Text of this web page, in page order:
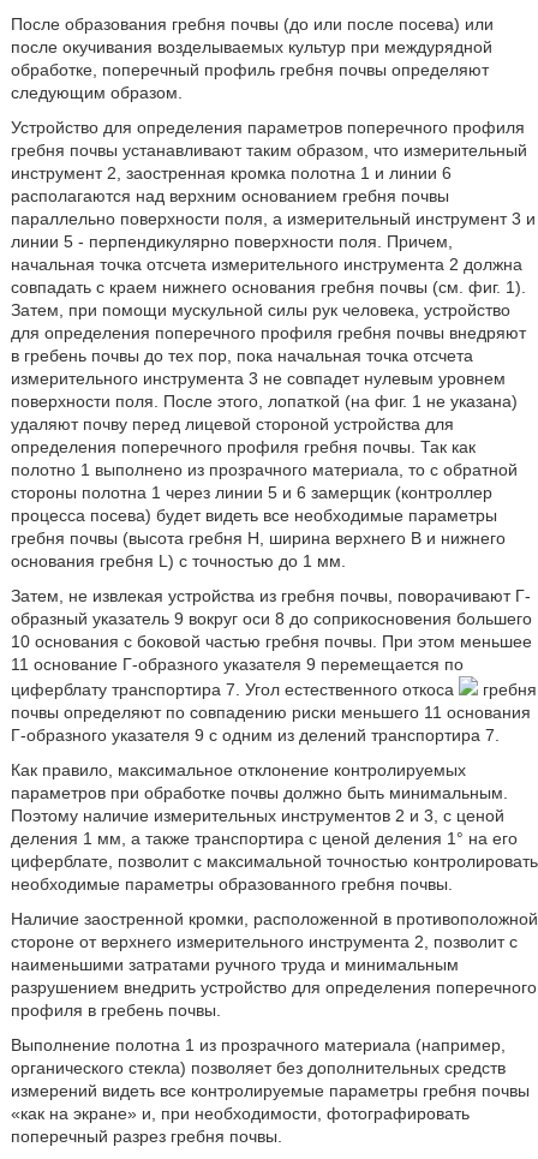
После образования гребня почвы (до или после посева) или
после окучивания возделываемых культур при междурядной
обработке, поперечный профиль гребня почвы определяют
следующим образом.
Устройство для определения параметров поперечного профиля
гребня почвы устанавливают таким образом, что измерительный
инструмент 2, заостренная кромка полотна 1 и линии 6
располагаются над верхним основанием гребня почвы
параллельно поверхности поля, а измерительный инструмент 3 и
линии 5 - перпендикулярно поверхности поля. Причем,
начальная точка отсчета измерительного инструмента 2 должна
совпадать с краем нижнего основания гребня почвы (см. фиг. 1).
Затем, при помощи мускульной силы рук человека, устройство
для определения поперечного профиля гребня почвы внедряют
в гребень почвы до тех пор, пока начальная точка отсчета
измерительного инструмента 3 не совпадет нулевым уровнем
поверхности поля. После этого, лопаткой (на фиг. 1 не указана)
удаляют почву перед лицевой стороной устройства для
определения поперечного профиля гребня почвы. Так как
полотно 1 выполнено из прозрачного материала, то с обратной
стороны полотна 1 через линии 5 и 6 замерщик (контроллер
процесса посева) будет видеть все необходимые параметры
гребня почвы (высота гребня H, ширина верхнего B и нижнего
основания гребня L) с точностью до 1 мм.
Затем, не извлекая устройства из гребня почвы, поворачивают Г-
образный указатель 9 вокруг оси 8 до соприкосновения большего
10 основания с боковой частью гребня почвы. При этом меньшее
11 основание Г-образного указателя 9 перемещается по
циферблату транспортира 7. Угол естественного откоса
гребня
почвы определяют по совпадению риски меньшего 11 основания
Г-образного указателя 9 с одним из делений транспортира 7.
Как правило, максимальное отклонение контролируемых
параметров при обработке почвы должно быть минимальным.
Поэтому наличие измерительных инструментов 2 и 3, с ценой
деления 1 мм, а также транспортира с ценой деления 1° на его
циферблате, позволит с максимальной точностью контролировать
необходимые параметры образованного гребня почвы.
Наличие заостренной кромки, расположенной в противоположной
стороне от верхнего измерительного инструмента 2, позволит с
наименьшими затратами ручного труда и минимальным
разрушением внедрить устройство для определения поперечного
профиля в гребень почвы.
Выполнение полотна 1 из прозрачного материала (например,
органического стекла) позволяет без дополнительных средств
измерений видеть все контролируемые параметры гребня почвы
«как на экране» и, при необходимости, фотографировать
поперечный разрез гребня почвы.